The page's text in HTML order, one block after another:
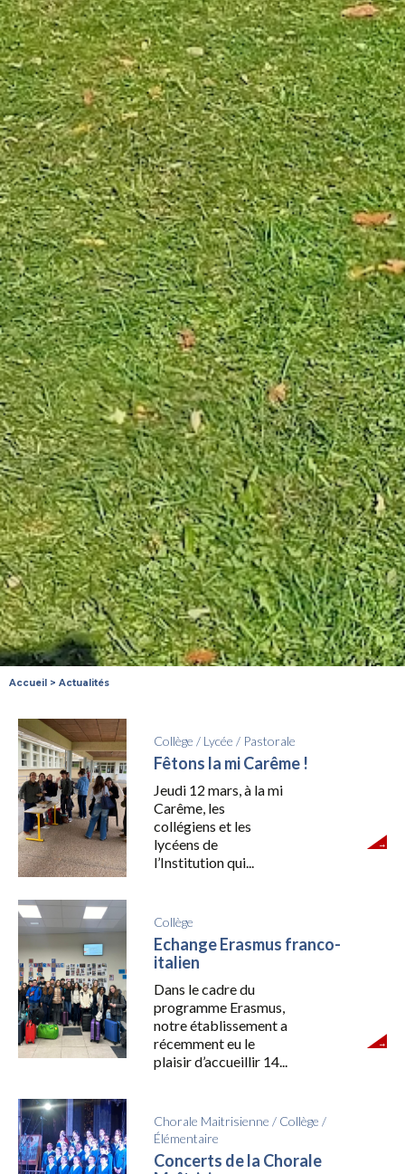
Accueil > Actualités
Collège / Lycée / Pastorale
Fêtons la mi Carême !
Jeudi 12 mars, à la mi
Carême, les
collégiens et les
lycéens de
l’Institution qui...
Collège
Echange Erasmus franco-
italien
Dans le cadre du
programme Erasmus,
notre établissement a
récemment eu le
plaisir d’accueillir 14...
Chorale Maitrisienne / Collège /
Élémentaire
Concerts de la Chorale